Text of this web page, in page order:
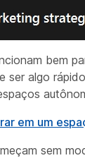
bem
ser algo
em um
sem